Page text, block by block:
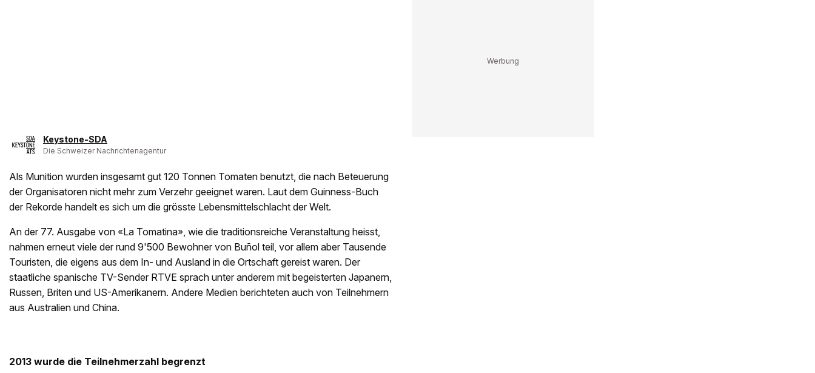
Keystone-SDA
Die Schweizer Nachrichtenagentur
Als Munition wurden insgesamt gut 120 Tonnen Tomaten benutzt, die nach Beteuerung
der Organisatoren nicht mehr zum Verzehr geeignet waren. Laut dem Guinness-Buch
der Rekorde handelt es sich um die grösste Lebensmittelschlacht der Welt.
An der 77. Ausgabe von «La Tomatina», wie die traditionsreiche Veranstaltung heisst,
nahmen erneut viele der rund 9'500 Bewohner von Buñol teil, vor allem aber Tausende
Touristen, die eigens aus dem In- und Ausland in die Ortschaft gereist waren. Der
staatliche spanische TV-Sender RTVE sprach unter anderem mit begeisterten Japanern,
Russen, Briten und US-Amerikanern. Andere Medien berichteten auch von Teilnehmern
aus Australien und China.
2013 wurde die Teilnehmerzahl begrenzt